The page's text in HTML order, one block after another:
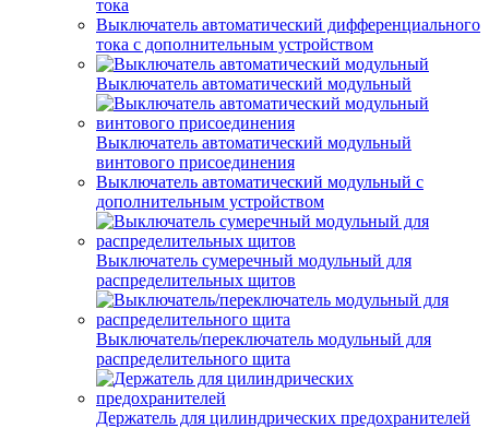
тока
Выключатель автоматический дифференциального
тока с дополнительным устройством
Выключатель автоматический модульный
Выключатель автоматический модульный
винтового присоединения
Выключатель автоматический модульный с
дополнительным устройством
Выключатель сумеречный модульный для
распределительных щитов
Выключатель/переключатель модульный для
распределительного щита
Держатель для цилиндрических предохранителей